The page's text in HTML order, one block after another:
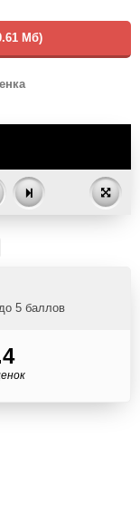
Мб)
5 баллов